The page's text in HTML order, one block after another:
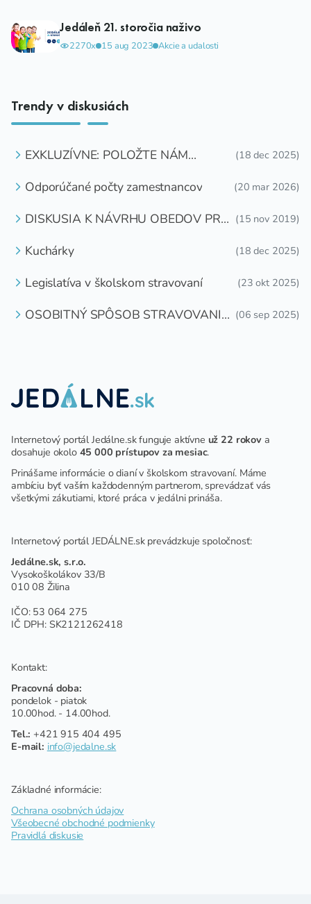
Jedáleň 21. storočia naživo
2270x 15 aug 2023 Akcie a udalosti
Trendy v diskusiách
EXKLUZÍVNE: POLOŽTE NÁM
(18 dec 2025)
Odporúčané počty zamestnancov (20 mar 2026)
DISKUSIA K NÁVRHU OBEDOV PRE
(15 nov 2019)
Kuchárky (18 dec 2025)
Legislatíva v školskom stravovaní (23 okt 2025)
OSOBITNÝ SPÔSOB STRAVOVANIA (06 sep 2025)
Internetový portál Jedálne.sk funguje aktívne už 22 rokova
dosahuje okolo 45 000 prístupov za mesiac.
Prinášame informácie o dianí v školskom stravovaní. Máme
ambíciu byť vaším každodenným partnerom, sprevádzať vás
všetkými zákutiami, ktoré práca v jedálni prináša.
Internetový portál JEDÁLNE.sk prevádzkuje spoločnosť:
Jedálne.sk, s.r.o.
Vysokoškolákov 33/B
010 08 Žilina
IČO: 53 064 275
IČ DPH: SK2121262418
Kontakt:
Pracovná doba:
pondelok - piatok
10.00hod. - 14.00hod.
Tel.: +421 915 404 495
E-mail: info@jedalne.sk
Základné informácie:
Ochrana osobných údajov
Všeobecné obchodné podmienky
Pravidlá diskusie